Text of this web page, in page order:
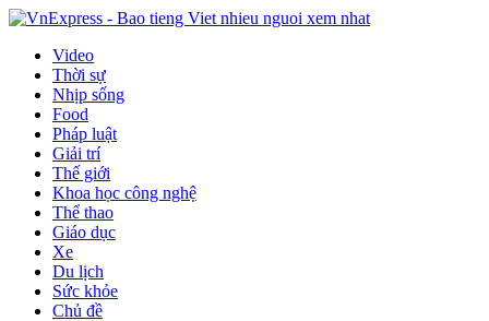
Video
Thời sự
Nhịp sống
Food
Pháp luật
Giải trí
Thế giới
Khoa học công nghệ
Thể thao
Giáo dục
Xe
Du lịch
Sức khỏe
Chủ đề